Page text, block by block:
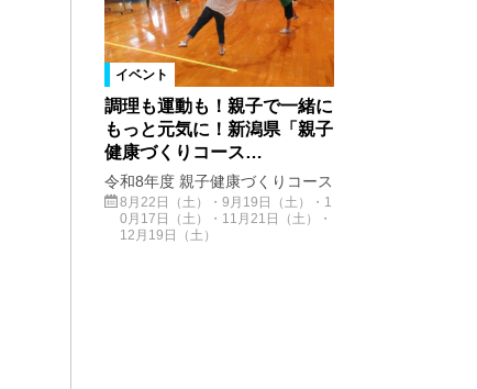
イベント
調理も運動も！親子で一緒に
もっと元気に！新潟県「親子
健康づくりコース…
令和8年度 親子健康づくりコース
8月22日（土）・9月19日（土）・1
0月17日（土）・11月21日（土）・
12月19日（土）